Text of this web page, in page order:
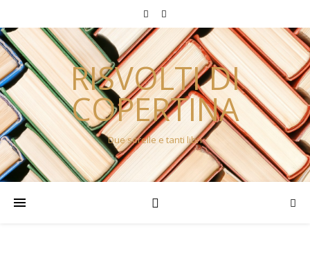
RISVOLTI DI
COPERTINA
Due sorelle e tanti libri